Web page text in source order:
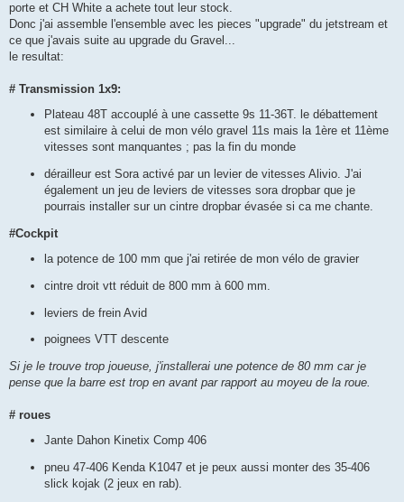
porte et CH White a achete tout leur stock.
Donc j'ai assemble l'ensemble avec les pieces "upgrade" du jetstream et
ce que j'avais suite au upgrade du Gravel...
le resultat:
# Transmission 1x9:
Plateau 48T accouplé à une cassette 9s 11-36T. le débattement
est similaire à celui de mon vélo gravel 11s mais la 1ère et 11ème
vitesses sont manquantes ; pas la fin du monde
dérailleur est Sora activé par un levier de vitesses Alivio. J'ai
également un jeu de leviers de vitesses sora dropbar que je
pourrais installer sur un cintre dropbar évasée si ca me chante.
#Cockpit
la potence de 100 mm que j'ai retirée de mon vélo de gravier
cintre droit vtt réduit de 800 mm à 600 mm.
leviers de frein Avid
poignees VTT descente
Si je le trouve trop joueuse, j'installerai une potence de 80 mm car je
pense que la barre est trop en avant par rapport au moyeu de la roue.
# roues
Jante Dahon Kinetix Comp 406
pneu 47-406 Kenda K1047 et je peux aussi monter des 35-406
slick kojak (2 jeux en rab).